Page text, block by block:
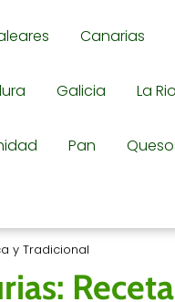
Canarias
Galicia La
Pan
y Tradicional